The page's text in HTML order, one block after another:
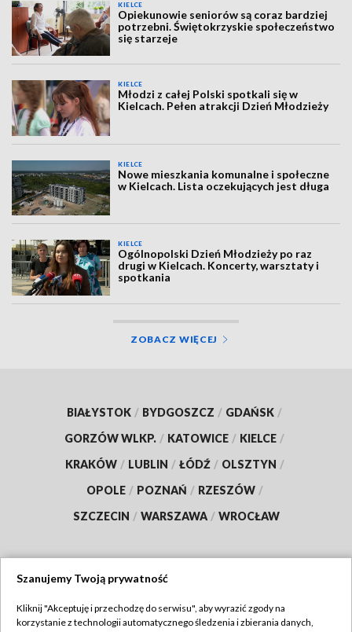
KIELCE
Opiekunowie seniorów są coraz bardziej
potrzebni. Świętokrzyskie społeczeństwo
się starzeje
KIELCE
Młodzi z całej Polski spotkali się w
Kielcach. Pełen atrakcji Dzień Młodzieży
KIELCE
Nowe mieszkania komunalne i społeczne
w Kielcach. Lista oczekujących jest długa
KIELCE
Ogólnopolski Dzień Młodzieży po raz
drugi w Kielcach. Koncerty, warsztaty i
spotkania
ZOBACZ WIĘCEJ
BIAŁYSTOK / BYDGOSZCZ / GDAŃSK /
GORZÓW WLKP. / KATOWICE / KIELCE /
KRAKÓW / LUBLIN / ŁÓDŹ / OLSZTYN /
OPOLE / POZNAŃ / RZESZÓW /
SZCZECIN / WARSZAWA / WROCŁAW
TVP
Szanujemy Twoją prywatność
Kliknij "Akceptuję i przechodzę do serwisu", aby wyrazić zgody na
korzystanie z technologii automatycznego śledzenia i zbierania danych,